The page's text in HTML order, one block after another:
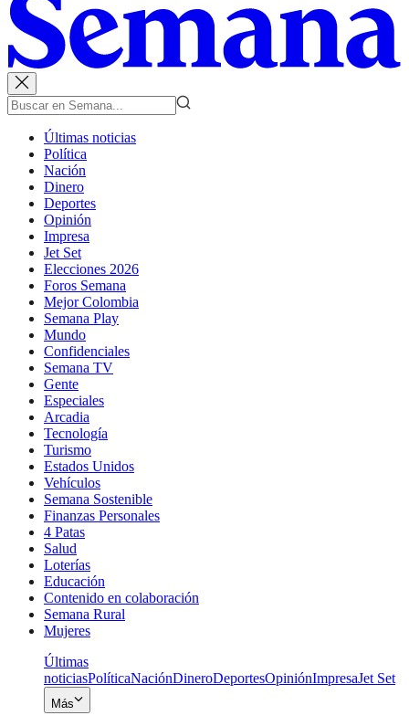
Últimas noticias
Política
Nación
Dinero
Deportes
Opinión
Impresa
Jet Set
Elecciones 2026
Foros Semana
Mejor Colombia
Semana Play
Mundo
Confidenciales
Semana TV
Gente
Especiales
Arcadia
Tecnología
Turismo
Estados Unidos
Vehículos
Semana Sostenible
Finanzas Personales
4 Patas
Salud
Loterías
Educación
Contenido en colaboración
Semana Rural
Mujeres
Últimas
noticiasPolíticaNaciónDineroDeportesOpiniónImpresaJet Set
Más